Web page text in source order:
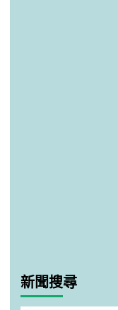
新聞搜尋